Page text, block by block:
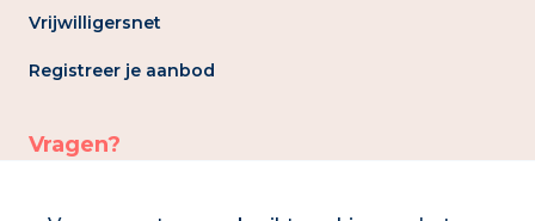
Vrijwilligersnet
Registreer je aanbod
Vragen?